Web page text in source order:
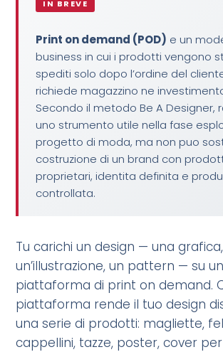
IN BREVE
Print on demand (POD) e un
business in cui i prodotti vengono
spediti solo dopo l’ordine del
richiede magazzino ne
Secondo il metodo Be A Designer,
uno strumento utile nella fase
progetto di moda, ma non puo
costruzione di un brand con
proprietari, identita definita e
controllata.
Tu carichi un design — una
un’illustrazione, un pattern — su
piattaforma di print on demand.
piattaforma rende il tuo design
una serie di prodotti: magliette,
cappellini, tazze, poster, cover